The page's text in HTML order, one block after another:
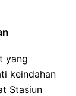
yang
keindahan
Stasiun